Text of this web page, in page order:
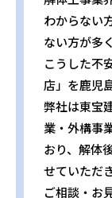
わからない
ない方が多
こうした不
店」を鹿児
弊社は東宝
業・外構事
おり、解体
せていただ
ご相談・お